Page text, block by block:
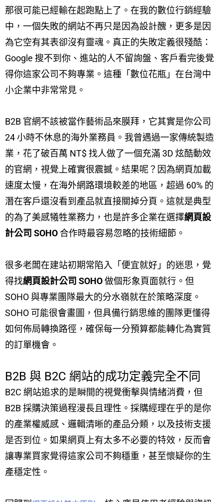
那很可能已經輸在起跑點上了。在我的數位行銷經驗
中，一個失敗的網站不再只是因為設計醜，更多是因
為它空有其表卻沒有靈魂。真正的失敗定義很殘酷：
Google 搜不到你、進站的人不留詢盤、客戶看完後覺
得你這家公司不夠專業。這種「數位花瓶」在台灣中
小企業中非常常見。
B2B 官網不該被當作藝術品來膜拜，它其實是你公司
24 小時不休息的海外業務員。我曾遇過一家傳統製造
業，花了破百萬 NT$ 找人做了一個充滿 3D 炫酷動效
的官網，視覺上確實很震撼。結果呢？因為網頁加載
速度太慢，在海外網路環境較差的地區，超過 60% 的
潛在客戶還沒看到產品就直接關掉分頁。這就是典型
的為了美感犧牲業務力，也是許多企業在選擇網頁設
計公司 SOHO 合作時最容易忽略的技術細節。
很多老闆在建站初期常陷入「便宜就好」的迷思，覺
得找網頁設計公司 SOHO做個形象頁面就行。但
SOHO 與專業團隊最大的分水嶺就在於策略深度。
SOHO 可能很會畫圖，但具備行銷思維的團隊更懂得
如何佈局轉換路徑，確保每一分預算都能轉化為實質
的訂單機會。
B2B 與 B2C 網站的成功定義完全不同
B2C 網站追求的是瞬間的視覺衝擊與情緒消費，但
B2B 採購決策過程漫長且理性。採購經理在乎的是你
的產業權威感、邏輯清晰的產品分類，以及技術支援
是否到位。如果網頁上有太多不必要的特效，反而會
讓專業買家覺得這家公司不夠穩重，甚至懷疑你的生
產穩定性。